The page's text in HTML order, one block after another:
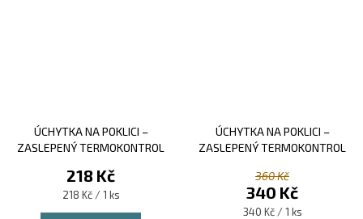
ÚCHYTKA NA POKLICI –
ZASLEPENÝ TERMOKONTROL
218 Kč
Měrná
cena:
218 Kč / 1 ks
ÚCHYTKA NA POKLICI –
ZASLEPENÝ TERMOKONTROL
360 Kč
340 Kč
Měrná
340 Kč / 1 ks